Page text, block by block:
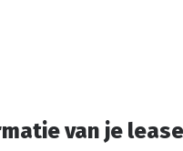
van je